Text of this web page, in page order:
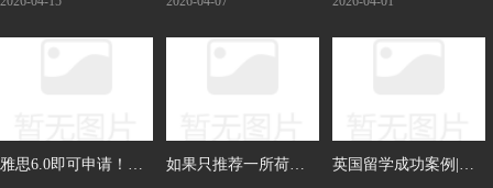
雅思6.0即可申请！荷 如果只推荐一所荷兰 英国留学成功案例|双